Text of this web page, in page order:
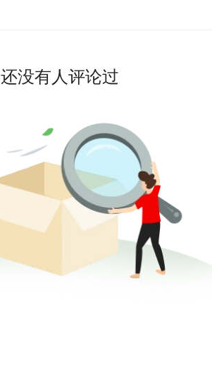
还没有人评论过